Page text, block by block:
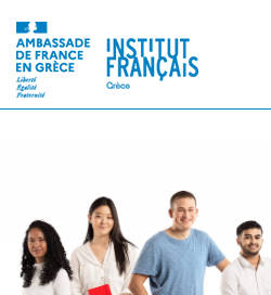
ΣΠΟΥΔΕΣ
ΣΥΝΕΡΓΕΙΕΣ